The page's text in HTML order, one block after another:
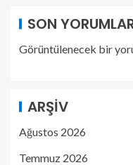
SON
Görüntülenecek bir
ARŞIV
Ağustos 2026
Temmuz 2026